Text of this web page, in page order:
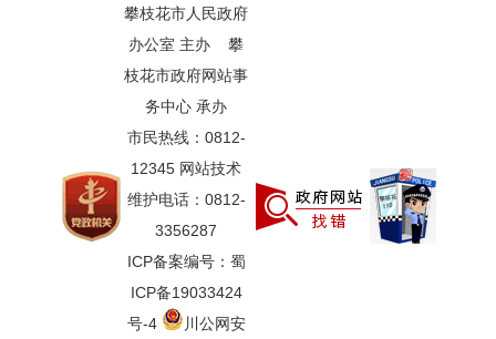
攀枝花市人民政府
办公室 主办 攀
枝花市政府网站事
务中心 承办
市民热线：0812-
12345 网站技术
维护电话：0812-
3356287
ICP备案编号：蜀
ICP备19033424
号-4
川公网安